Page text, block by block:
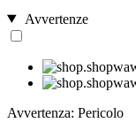
Avvertenze
Avvertenza: Pericolo